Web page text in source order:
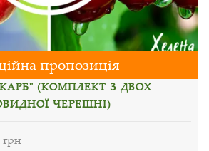
пропозиція
(КОМПЛЕКТ З ДВОХ
ЧЕРЕШНІ)
грн